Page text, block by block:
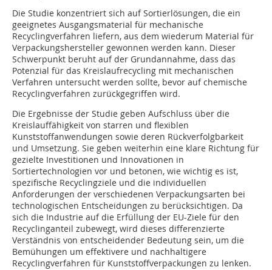
Die Studie konzentriert sich auf Sortierlösungen, die ein
geeignetes Ausgangsmaterial für mechanische
Recyclingverfahren liefern, aus dem wiederum Material für
Verpackungshersteller gewonnen werden kann. Dieser
Schwerpunkt beruht auf der Grundannahme, dass das
Potenzial für das Kreislaufrecycling mit mechanischen
Verfahren untersucht werden sollte, bevor auf chemische
Recyclingverfahren zurückgegriffen wird.
Die Ergebnisse der Studie geben Aufschluss über die
Kreislauffähigkeit von starren und flexiblen
Kunststoffanwendungen sowie deren Rückverfolgbarkeit
und Umsetzung. Sie geben weiterhin eine klare Richtung für
gezielte Investitionen und Innovationen in
Sortiertechnologien vor und betonen, wie wichtig es ist,
spezifische Recyclingziele und die individuellen
Anforderungen der verschiedenen Verpackungsarten bei
technologischen Entscheidungen zu berücksichtigen. Da
sich die Industrie auf die Erfüllung der EU-Ziele für den
Recyclinganteil zubewegt, wird dieses differenzierte
Verständnis von entscheidender Bedeutung sein, um die
Bemühungen um effektivere und nachhaltigere
Recyclingverfahren für Kunststoffverpackungen zu lenken.